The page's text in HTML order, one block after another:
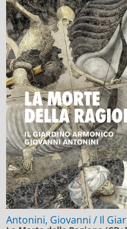
Antonini, Giovanni / Il